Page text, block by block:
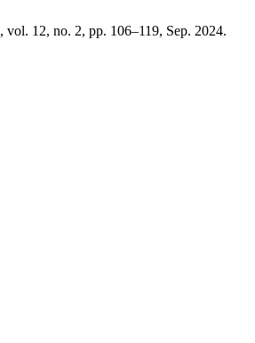
, vol. 12, no. 2, pp. 106–119, Sep. 2024.